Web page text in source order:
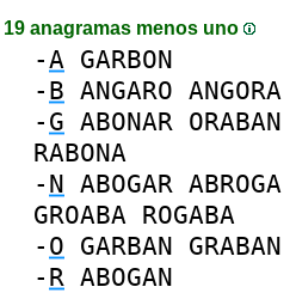
19 anagramas menos uno
-A GARBON
- B ANGARO ANGORA
- G ABONAR ORABAN
RABONA
- N ABOGAR ABROGA
GROABA ROGABA
- O GARBAN GRABAN
- R ABOGAN